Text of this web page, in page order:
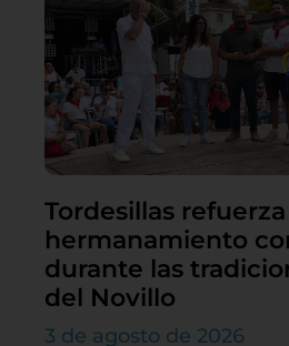
Tordesillas refuerza
hermanamiento
durante las
del Novillo
3 de agosto de 2026